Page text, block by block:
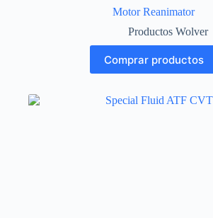
Motor Reanimator
Productos Wolver
Comprar productos